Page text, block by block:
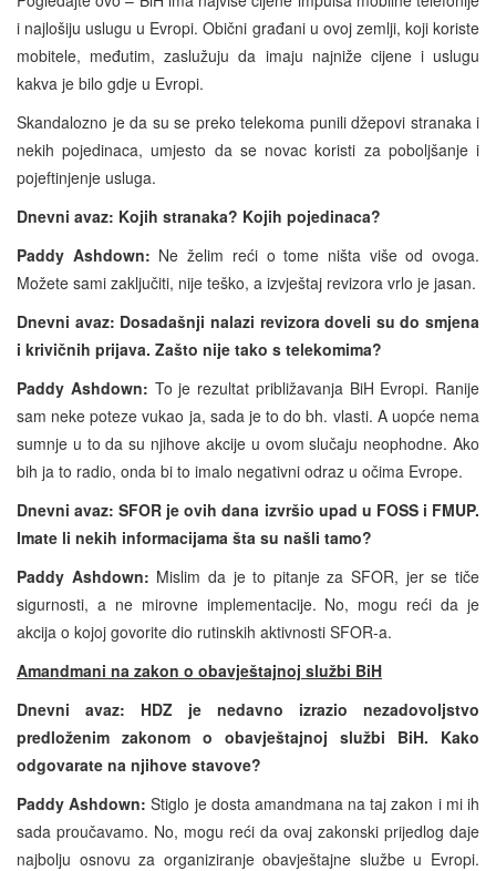
i najlošiju uslugu u Evropi. Obični građani u ovoj zemlji, koji koriste
mobitele, međutim, zaslužuju da imaju najniže cijene i uslugu
kakva je bilo gdje u Evropi.
Skandalozno je da su se preko telekoma punili džepovi stranaka i
nekih pojedinaca, umjesto da se novac koristi za poboljšanje i
pojeftinjenje usluga.
Dnevni avaz: Kojih stranaka? Kojih pojedinaca?
Paddy Ashdown: Ne želim reći o tome ništa više od ovoga.
Možete sami zaključiti, nije teško, a izvještaj revizora vrlo je jasan.
Dnevni avaz: Dosadašnji nalazi revizora doveli su do smjena
i krivičnih prijava. Zašto nije tako s telekomima?
Paddy Ashdown: To je rezultat približavanja BiH Evropi. Ranije
sam neke poteze vukao ja, sada je to do bh. vlasti. A uopće nema
sumnje u to da su njihove akcije u ovom slučaju neophodne. Ako
bih ja to radio, onda bi to imalo negativni odraz u očima Evrope.
Dnevni avaz: SFOR je ovih dana izvršio upad u FOSS i FMUP.
Imate li nekih informacijama šta su našli tamo?
Paddy Ashdown: Mislim da je to pitanje za SFOR, jer se tiče
sigurnosti, a ne mirovne implementacije. No, mogu reći da je
akcija o kojoj govorite dio rutinskih aktivnosti SFOR-a.
Amandmani na zakon o obavještajnoj službi BiH
Dnevni avaz:
HDZ je nedavno izrazio nezadovoljstvo
predloženim zakonom o obavještajnoj službi BiH. Kako
odgovarate na njihove stavove?
Paddy Ashdown:Stiglo je dosta amandmana na taj zakon i mi ih
sada proučavamo. No, mogu reći da ovaj zakonski prijedlog daje
najbolju osnovu za organiziranje obavještajne službe u Evropi.